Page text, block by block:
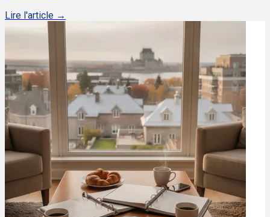
Lire l'article →